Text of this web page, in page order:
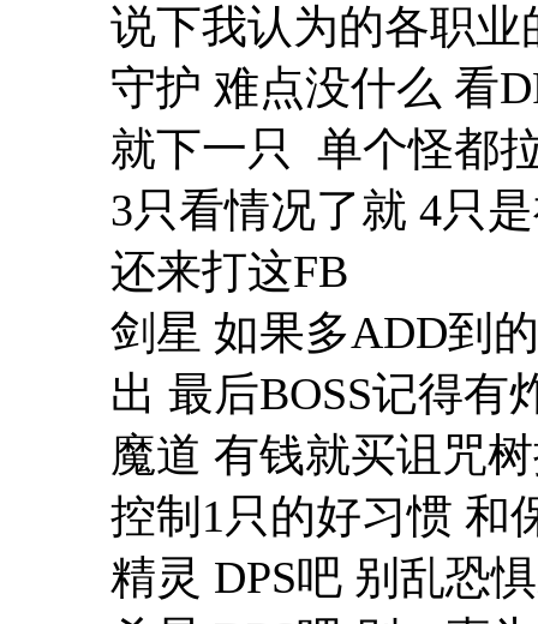
说下我认为的各职业
守护 难点没什么 看
就下一只 单个怪都
3只看情况了就 4只
还来打这FB
剑星 如果多ADD到
出 最后BOSS记得有
魔道 有钱就买诅咒
控制1只的好习惯 和
精灵 DPS吧 别乱恐